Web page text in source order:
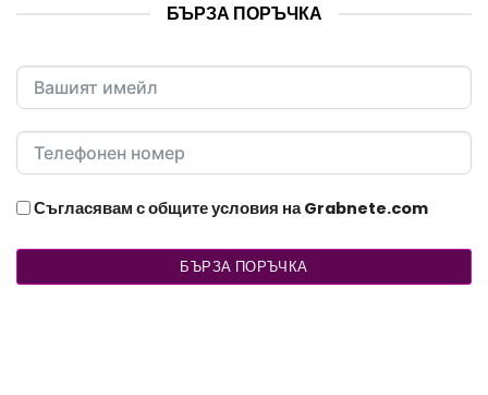
БЪРЗА ПОРЪЧКА
Съгласявам с общите условия на Grabnete.com
БЪРЗА ПОРЪЧКА